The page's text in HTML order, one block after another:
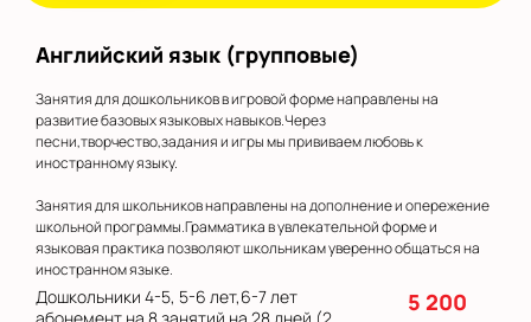
Английский язык (групповые)
Занятия для дошкольников в игровой форме направлены на
развитие базовых языковых навыков.Через
песни,творчество,задания и игры мы прививаем любовь к
иностранному языку.
Занятия для школьников направлены на дополнение и опережение
школьной программы.Грамматика в увлекательной форме и
языковая практика позволяют школьникам уверенно общаться на
иностранном языке.
Дошкольники 4-5, 5-6 лет,6-7 лет
5 200